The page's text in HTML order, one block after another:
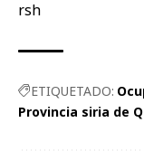
rsh
ETIQUETADO:
Provincia siria de